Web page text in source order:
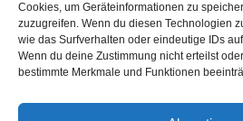
Cookies, um Geräteinformationen zu
zuzugreifen. Wenn du diesen Technologien
wie das Surfverhalten oder eindeutige IDs
Wenn du deine Zustimmung nicht erteilst
bestimmte Merkmale und Funktionen
Aura
Chakren
Akaschachronik